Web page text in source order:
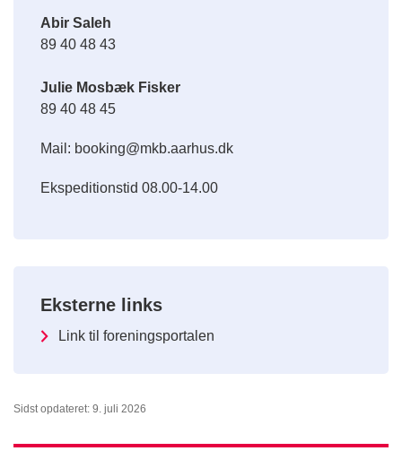
Abir Saleh
89 40 48 43
Julie Mosbæk Fisker
89 40 48 45
Mail: booking@mkb.aarhus.dk
Ekspeditionstid 08.00-14.00
Eksterne links
Link til foreningsportalen
Sidst opdateret: 9. juli 2026